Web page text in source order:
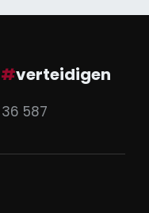
#verteidigen
587